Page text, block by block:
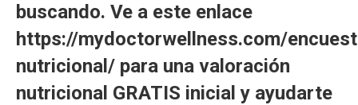
buscando. Ve a este enlace
https://mydoctorwellness.com/
nutricional/ para una valoración
nutricional GRATIS inicial y ayudarte